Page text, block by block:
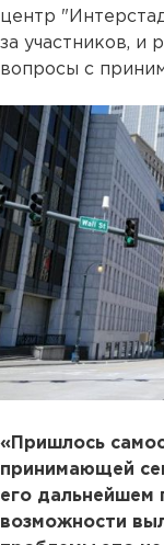
центр
за участников, и
вопросы с
«Пришлось
принимающей
его дальнейшем
возможности